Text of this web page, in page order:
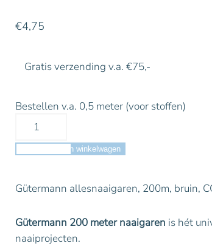
€4,75
Gratis verzending v.a. €75,-
Bestellen v.a. 0,5 meter (voor stoffen)
Toevoegen aan winkelwagen
Gütermann allesnaaigaren, 200m, bruin,
Gütermann 200 meter naaigaren is hét
naaiprojecten.